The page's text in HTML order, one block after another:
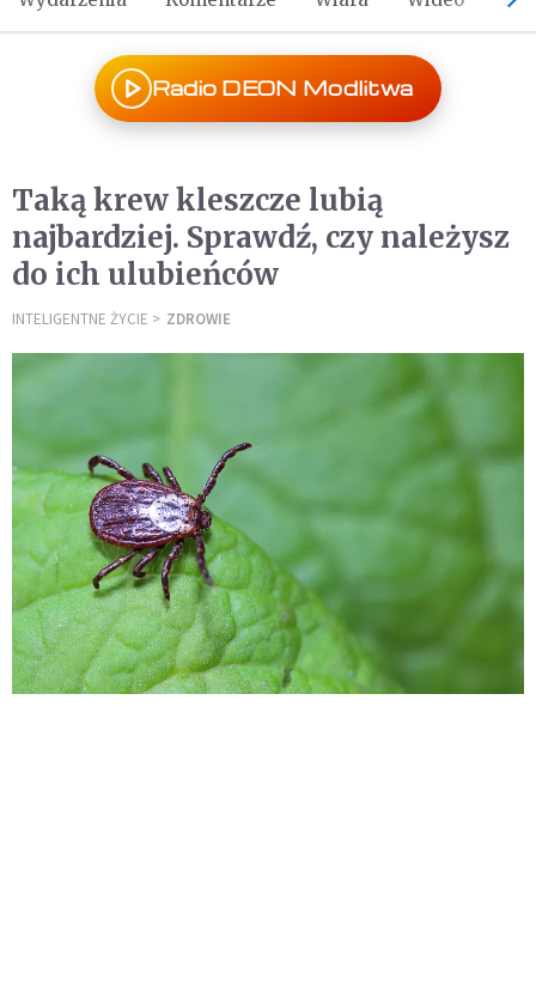
Radio DEON Modlitwa
Taką krew kleszcze lubią
najbardziej. Sprawdź, czy należysz
do ich ulubieńców
INTELIGENTNE ŻYCIE ZDROWIE